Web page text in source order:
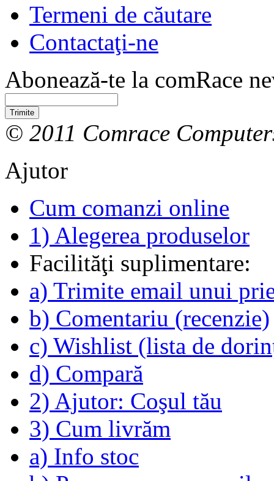
Termeni de căutare
Contactaţi-ne
Abonează-te la comRace
Trimite
© 2011 Comrace
Ajutor
Cum comanzi online
1) Alegerea produselor
Facilităţi suplimentare:
a) Trimite email unui
b) Comentariu (recenzie)
c) Wishlist (lista de
d) Compară
2) Ajutor: Coşul tău
3) Cum livrăm
a) Info stoc